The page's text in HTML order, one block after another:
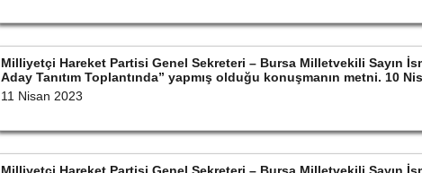
Milliyetçi Hareket Partisi Genel Sekreteri – Bursa Milletvekili Sayın
Aday Tanıtım Toplantında” yapmış olduğu konuşmanın metni. 10
11 Nisan 2023